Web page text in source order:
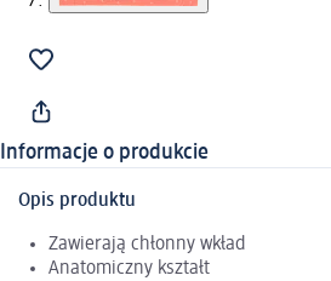
Informacje o produkcie
Opis produktu
Zawierają chłonny wkład
Anatomiczny kształt